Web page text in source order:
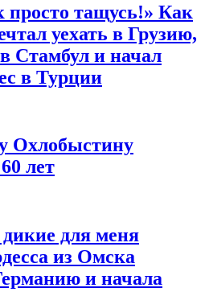
просто тащусь!» Как
уехать в Грузию,
Стамбул и начал
в Турции
Охлобыстину
лет
дикие для меня
из Омска
и начала